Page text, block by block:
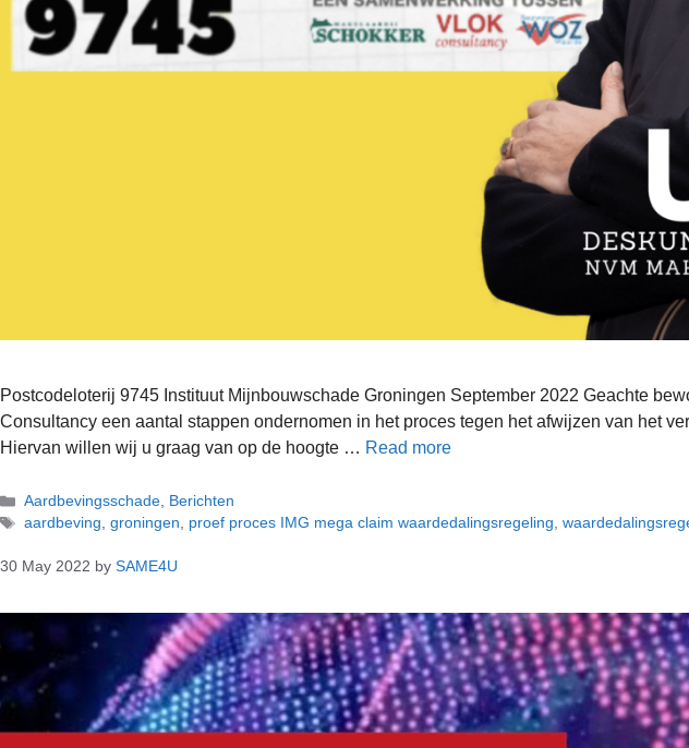
Postcodeloterij 9745 Instituut Mijnbouwschade Groningen September 2022 Geachte
Consultancy een aantal stappen ondernomen in het proces tegen het afwijzen van het
Hiervan willen wij u graag van op de hoogte … Read more
Aardbevingsschade, Berichten
aardbeving, groningen, proef proces IMG mega claim waardedalingsregeling,
30 May 2022 by SAME4U